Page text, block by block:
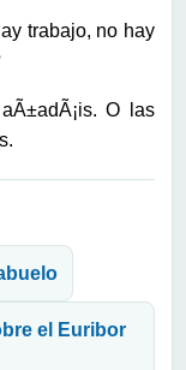
trabajo, no hay
O las
el Euribor